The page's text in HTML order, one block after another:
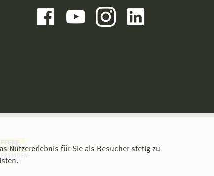
Nutzererlebnis für Sie als Besucher stetig zu